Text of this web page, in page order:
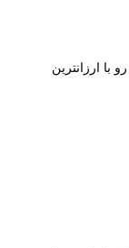
با ارزانترین